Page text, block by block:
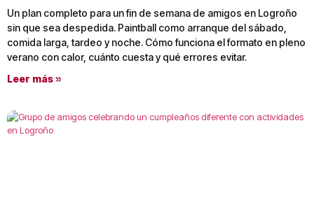
Un plan completo para un fin de semana de amigos en Logroño
sin que sea despedida. Paintball como arranque del sábado,
comida larga, tardeo y noche. Cómo funciona el formato en pleno
verano con calor, cuánto cuesta y qué errores evitar.
Leer más »